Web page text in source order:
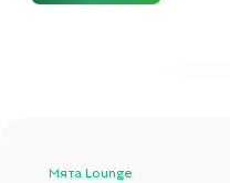
Мята Lounge